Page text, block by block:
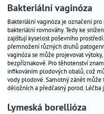
příprava
na
porod
porod
dvojčata
vrozené
vady
šestinedělí
Bakteriální vaginóza
Bakteriální vaginóza je označení
bakteriální rovnováhy. Tedy ke
zajišťují kyselost poševního
přemnožení různých druhů
vaginóza se může projevovat
bezpříznakově. Pro těhotenství
infikováním plodových obalů, což
vody plodové. Samotný zánět
děložních a předčasný porod.
Lymeská borellióza